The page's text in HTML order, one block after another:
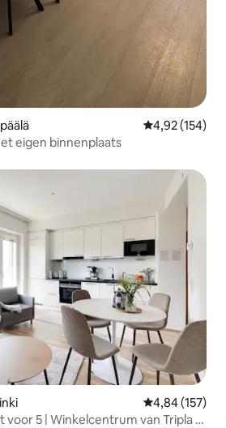
Gemiddelde
4,92 (154)
eigen binnenplaats
Gemiddelde
4,84 (157)
5 | Winkelcentrum van Tripla |